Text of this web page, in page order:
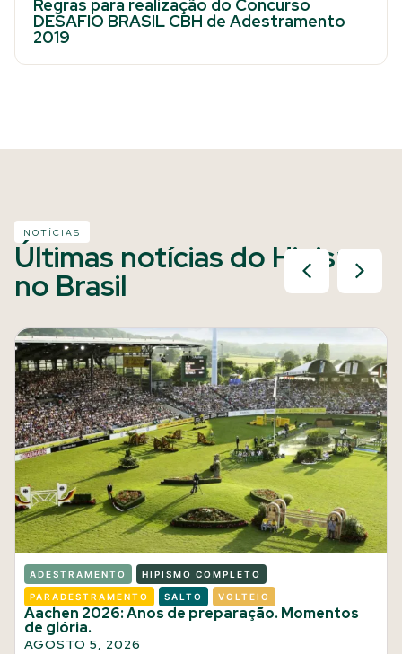
Regras para realização do Concurso
DESAFIO BRASIL CBH de Adestramento
2019
NOTÍCIAS
Últimas notícias do Hipismo
no Brasil
ADESTRAMENTO HIPISMO COMPLETO
PARADESTRAMENTO SALTO VOLTEIO
Aachen 2026: Anos de preparação. Momentos
de glória.
AGOSTO 5, 2026